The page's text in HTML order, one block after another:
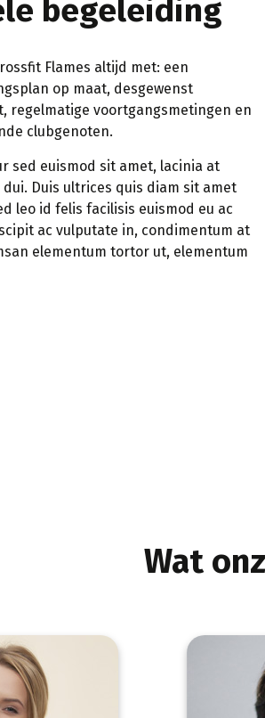
begeleiding
Flames altijd met: een
op maat, desgewenst
regelmatige voortgangsmetingen en
clubgenoten.
sed euismod sit amet, lacinia at
Duis ultrices quis diam sit amet
leo id felis facilisis euismod eu ac
ac vulputate in, condimentum at
elementum tortor ut, elementum
Wat